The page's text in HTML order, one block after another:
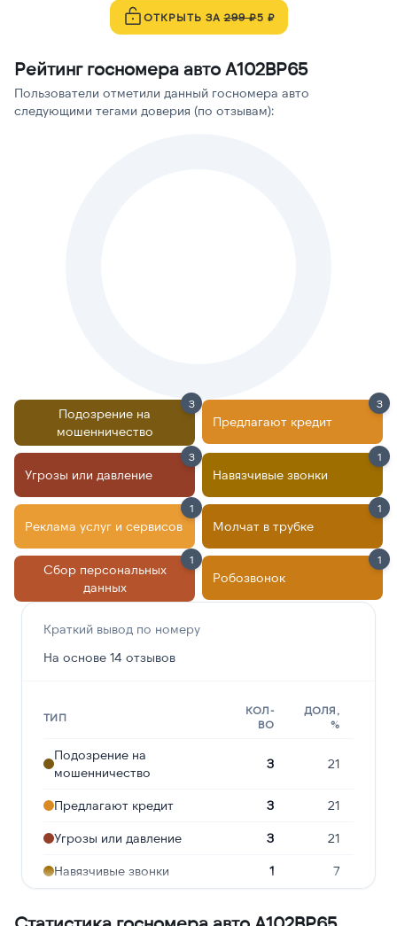
ОТКРЫТЬ ЗА299 ₽5 ₽
Рейтинг госномера авто А102ВР65
Пользователи отметили данный госномера авто
следующими тегами доверия (по отзывам):
Подозрение на
мошенничество
3
Предлагают кредит
3
Угрозы или давление
3
Навязчивые звонки
1
Реклама услуг и сервисов
1
Молчат в трубке
1
Сбор персональных
данных
1
Робозвонок
1
Краткий вывод по номеру
На основе 14 отзывов
ТИП
КОЛ-
ВО
ДОЛЯ,
%
Подозрение на
мошенничество
3 21
Предлагают кредит 3 21
Угрозы или давление 3 21
Навязчивые звонки 1 7